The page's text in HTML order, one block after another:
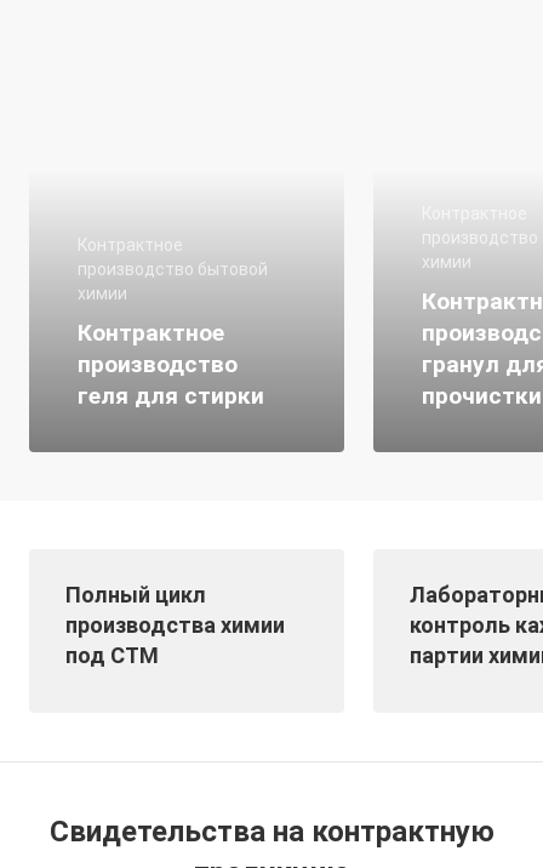
Контрактное
производство бытовой
химии
Контрактное
производство
геля для стирки
химии
гранул
Полный цикл
производства химии
под СТМ
контроль
партии
Свидетельства на контрактную